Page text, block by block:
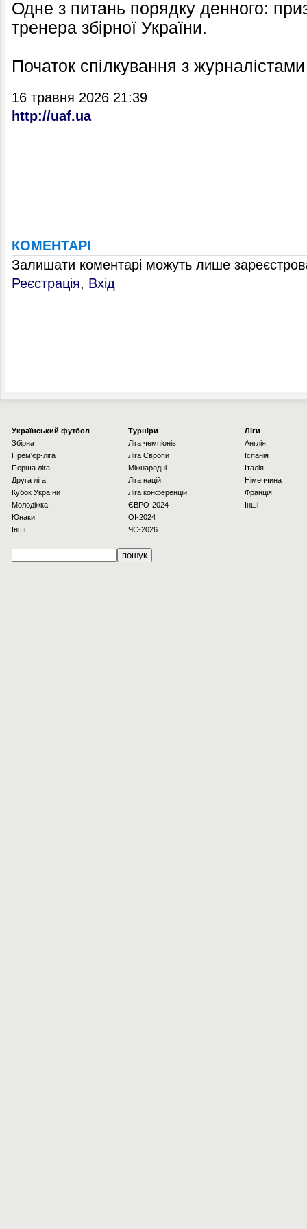
Одне з питань порядку денного:
тренера збірної України.
Початок спілкування з
16 травня 2026 21:39
http://uaf.ua
КОМЕНТАРІ
Залишати коментарі можуть лише
Реєстрація, Вхід
Українcький футбол
Збірна
Прем'єр-ліга
Перша ліга
Друга ліга
Кубок України
Молодіжка
Юнаки
Інші
Турніри
Ліга чемпіонів
Ліга Європи
Міжнародні
Ліга націй
Ліга конференцій
ЄВРО-2024
OI-2024
ЧС-2026
Ліги
Англія
Іспанія
Італія
Німеччина
Франція
Інші